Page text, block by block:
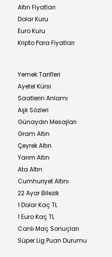
Altın Fiyatları
Dolar Kuru
Euro Kuru
Kripto Para Fiyatları
Yemek Tarifleri
Ayetel Kürsi
Saatlerin Anlamı
Aşk Sözleri
Günaydın Mesajları
Gram Altın
Çeyrek Altın
Yarım Altın
Ata Altın
Cumhuriyet Altını
22 Ayar Bilezik
1 Dolar Kaç TL
1 Euro Kaç TL
Canlı Maç Sonuçları
Süper Lig Puan Durumu